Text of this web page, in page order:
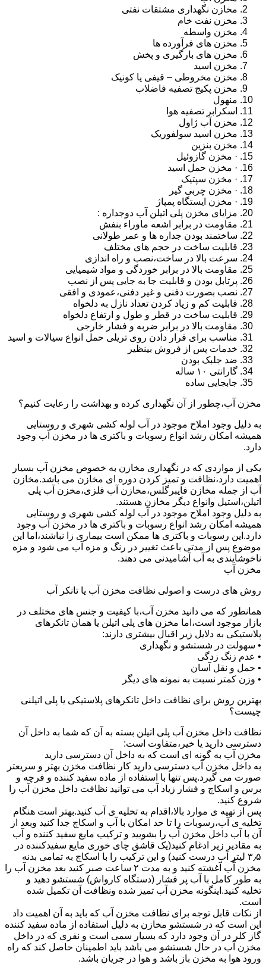
مخازن نگهداری مشتقات نفتی
مخزن نفت خام
مخزن واسطه
مخزن های فرآورده ها
مخزن های بارگیری و پخش
مخزن اسید
مخزن مخروطی – قیفی یا کونیک
مخزن پکیج تصفیه فاضلاب
منهول
اسکرابر تصفیه هوا
مخزن آب ژاول
مخزن اسید سولفوریک
مخزن بنزین
· مخزن گازوئیل
· مخزن حمل اسید
· مخزن سپتیک
· مخزن چربی گیر
· مخزن ایستگاه پمپاژ
مزایای مخزن پلی اتیلن آب دوجداره :
مقاومت در برابر اشعه ماوراء بنفش
ساختمند بودن جداره ها و عمر طولانی
قابلیت ساخت در حجم های مختلف
سرعت بالا در ساخت،نصب و راه اندازی
مقاومت بالا در برابر خوردگی و مواد شیمیایی
پرتابل بودن و قابلیت جا به جایی پس از نصب
نصب بصورت دفنی و غیر دفنی،عمودی و افقی
قابلیت کم و زیاد کردن تعداد نازل به دلخواه
قابلیت ساخت در قطر و طول و ارتفاع دلخواه
مقاومت بالا در برابر ضربه و فشار خارجی
مناسب برای قرار دادن روی تریلی حمل انواع سیالات و اسید
خدمات پس از فروش بینظیر
ضد جلبک بودن
گارانتی ۱۰ ساله
جابجایی ساده
مخزن آب،چطور از آن نگهداری کرده و بهداشت را رعایت کنیم؟
به دلیل وجود املاح موجود در آب لوله کشی شهری و روستایی
همیشه امکان رشد انواع رسوبات و باکتری ها در مخزن آب وجود
دارد.
یکی از مواردی که در نگهداری مخازن به خصوص مخزن آب بسیار
اهمیت دارد،نظافت و تمیز کردن دوره ای مخازن می باشد.مخازن
آب از جمله مخازن فایبرگلس،مخازن آب فلزی،مخزن آب پلی
اتیلن،استیل وانواع دیگر مخازن هستند.
به دلیل وجود املاح موجود در آب لوله کشی شهری و روستایی
همیشه امکان رشد انواع رسوبات و باکتری ها در مخزن آب وجود
دارد.این رسوبات و باکتری ها ممکن است بیماری زا نباشند،اما این
موضوع پس از مدتی باعث تغییر در رنگ و مزه آب می شود و مزه
ناخوشایندی به آب آشامیدنی می دهند.
مخزن آب
روش های درست و اصولی نظافت مخزن آب یا تانکر آب
همانطور که می دانید مخزن آب،با کیفیت و جنس های مختلف در
بازار موجود است،اما مخزن های پلی اتیلن یا همان تانکرهای
پلاستیکی به دلایل زیر اقبال بیشتری دارند:
• سهولت در شستشو و نگهداری
• عدم زنگ زدگی
• حمل و نقل آسان
• وزن کمتر نسبت به نمونه های دیگر
بهترین روش برای نظافت داخل تانکرهای پلاستیکی یا پلی اتیلنی
چیست؟
نظافت داخل مخزن آب پلی اتیلن بسته به آن که شما به داخل آن
دسترسی دارید یا خیر،متفاوت است:
مخزن آب به گونه ای است که به داخل آن دسترسی دارید
به داخل مخزن آب دسترسی دارید کار نظافت مخزن بهتر و سریعتر
صورت می گیرد.پس تنها با استفاده از ماده سفید کننده و فرچه و
برس و اسکاچ و فشار زیاد آب می توانید نظافت داخل مخزن آب را
شروع کنید.
پس از تهیه ی موارد بالا،اقدام به تخلیه ی آب کنید.بهتر است هنگام
تخلیه ی آب،رسوبات را تا حد امکان با آب و اسکاچ جدا کنید وبعد از
آن با آب داخل مخزن آب را بشویید و ترکیب مایع سفید کننده و آب
به مقادیر زیر ادغام کنید(یک قاشق چای خوری مایع سفیدکننده در
۳٫۵ لیتر آب درست کنید) و این ترکیب را با اسکاچ به تمامی بدنه
مخزن آّب آغشته کنید و به مدت ۲ ساعت صبر کنید بعد مخزن آب را
به طور کامل با آب پر فشار (دستگاه کارواش) شستشو دهید و
تخلیه کنید.اینگونه مخزن آب تمیز شده ونظافت آن تکمیل شده
است.
از نکات قابل توجه برای نظافت مخزن آب که باید به آن اهمیت داد
این است که در شستشو مخازن به دلیل استفاده از ماده سفید کننده
گاز کلر در آن وجود دارد که بسیار سمی است و نفری که در داخل
مخزن آب در حال شستشو می باشد باید اطمینان حاصل کند که راه
ورود هوا به مخزن باز باشد و هوا در جریان باشد.